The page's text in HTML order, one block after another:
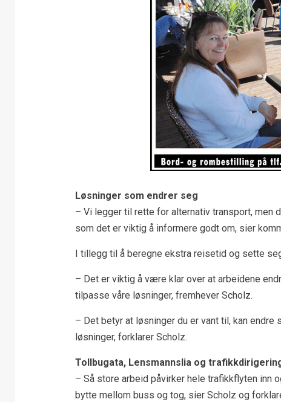
Løsninger som endrer seg
– Vi legger til rette for alternativ transport, men
som det er viktig å informere godt om, sier
I tillegg til å beregne ekstra reisetid og sette
– Det er viktig å være klar over at arbeidene
tilpasse våre løsninger, fremhever Scholz.
– Det betyr at løsninger du er vant til, kan
løsninger, forklarer Scholz.
Tollbugata, Lensmannslia og
– Så store arbeid påvirker hele trafikkflyten inn
bytte mellom buss og tog, sier Scholz og